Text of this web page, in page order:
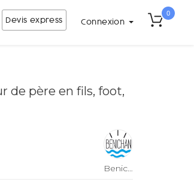
Devis express Connexion
0
de père en fils, foot,
Benichan